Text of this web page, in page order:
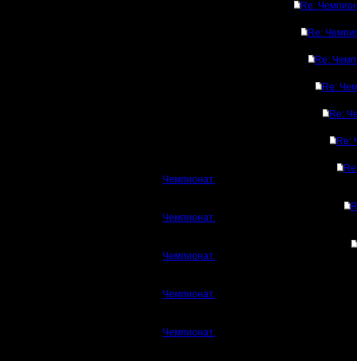
Re:
Re:
Re:
Re:
Re:
Re:
Чемпионат.
Чемпионат.
Чемпионат.
Чемпионат.
Чемпионат.